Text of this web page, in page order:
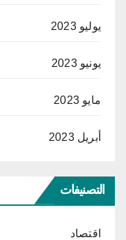
يوليو 2023
يونيو 2023
مايو 2023
أبريل 2023
التصنيفات
اقتصاد